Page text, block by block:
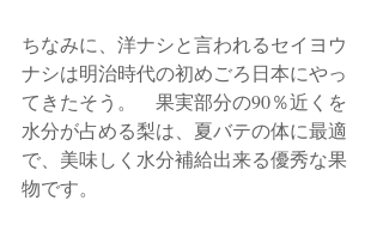
ちなみに、洋ナシと言われるセイヨウ
ナシは明治時代の初めごろ日本にやっ
てきたそう。　果実部分の90％近くを
水分が占める梨は、夏バテの体に最適
で、美味しく水分補給出来る優秀な果
物です。